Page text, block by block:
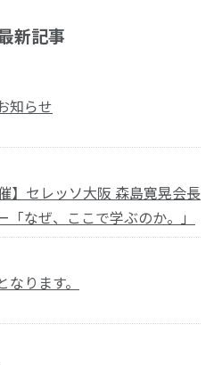
新記事
知らせ
】セレッソ大阪 森島寛晃会長
「なぜ、ここで学ぶのか。」
ります。